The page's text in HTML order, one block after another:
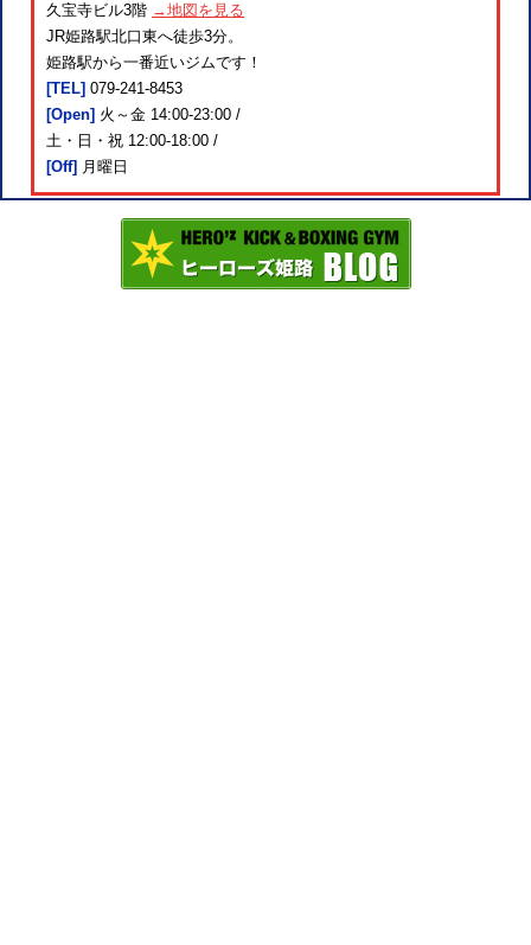
久宝寺ビル3階 →地図を見る
JR姫路駅北口東へ徒歩3分。
姫路駅から一番近いジムです！
[TEL] 079-241-8453
[Open] 火～金 14:00-23:00 /
土・日・祝 12:00-18:00 /
[Off] 月曜日